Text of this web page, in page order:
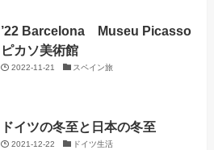
’22 Barcelona Museu Picasso
ピカソ美術館
2022-11-21 スペイン旅
ドイツの冬至と日本の冬至
2021-12-22 ドイツ生活